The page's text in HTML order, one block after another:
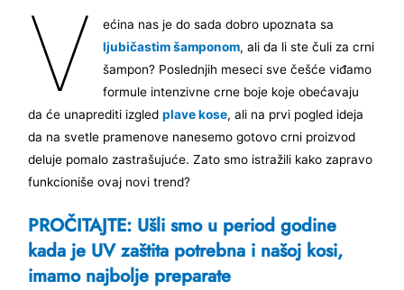
V
ećina nas je do sada dobro upoznata sa
ljubičastim šamponom, ali da li ste čuli za crni
šampon? Poslednjih meseci sve češće viđamo
formule intenzivne crne boje koje obećavaju
da će unaprediti izgledplave kose, ali na prvi pogled ideja
da na svetle pramenove nanesemo gotovo crni proizvod
deluje pomalo zastrašujuće. Zato smo istražili kako zapravo
funkcioniše ovaj novi trend?
PROČITAJTE: Ušli smo u period godine
kada je UV zaštita potrebna i našoj kosi,
imamo najbolje preparate